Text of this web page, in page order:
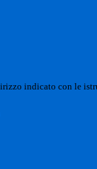
indicato con le